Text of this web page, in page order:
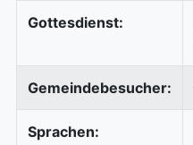
Gottesdienst:
Gemeindebesucher:
Sprachen: